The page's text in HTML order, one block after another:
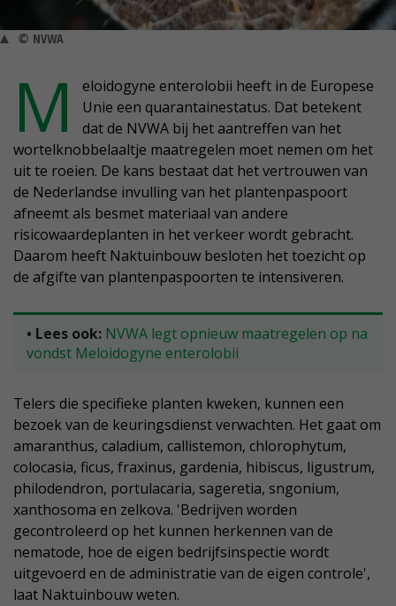
© NVWA
M
eloidogyne enterolobii heeft in de Europese
Unie een quarantainestatus. Dat betekent
dat de NVWA bij het aantreffen van het
wortelknobbelaaltje maatregelen moet nemen om het
uit te roeien. De kans bestaat dat het vertrouwen van
de Nederlandse invulling van het plantenpaspoort
afneemt als besmet materiaal van andere
risicowaardeplanten in het verkeer wordt gebracht.
Daarom heeft Naktuinbouw besloten het toezicht op
de afgifte van plantenpaspoorten te intensiveren.
• Lees ook: NVWA legt opnieuw maatregelen op na
vondst Meloidogyne enterolobii
Telers die specifieke planten kweken, kunnen een
bezoek van de keuringsdienst verwachten. Het gaat om
amaranthus, caladium, callistemon, chlorophytum,
colocasia, ficus, fraxinus, gardenia, hibiscus, ligustrum,
philodendron, portulacaria, sageretia, sngonium,
xanthosoma en zelkova. 'Bedrijven worden
gecontroleerd op het kunnen herkennen van de
nematode, hoe de eigen bedrijfsinspectie wordt
uitgevoerd en de administratie van de eigen controle',
laat Naktuinbouw weten.